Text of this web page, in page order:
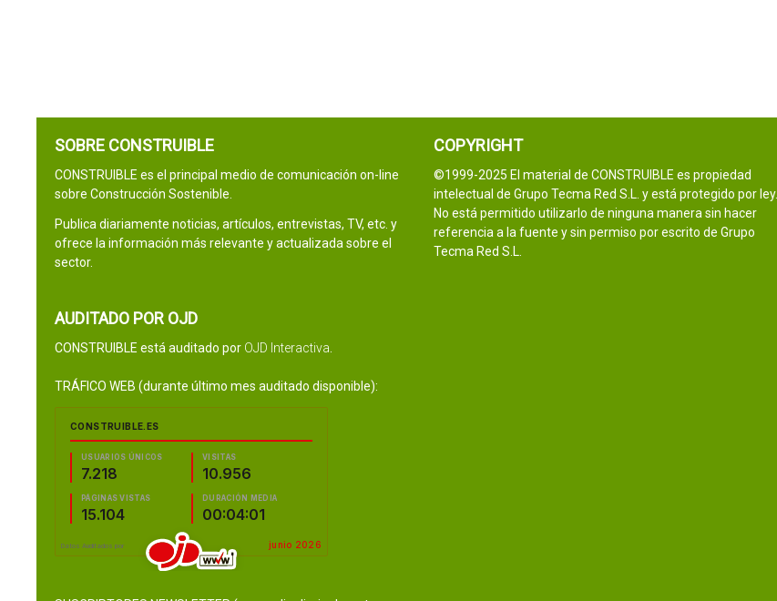
SOBRE CONSTRUIBLE
CONSTRUIBLE es el principal medio de comunicación on-line
sobre Construcción Sostenible.
Publica diariamente noticias, artículos, entrevistas, TV, etc. y
ofrece la información más relevante y actualizada sobre el
sector.
AUDITADO POR OJD
CONSTRUIBLE está auditado por OJD Interactiva
TRÁFICO WEB (durante último mes auditado disponible):
COPYRIGHT
©1999-2025 El material de CONSTRUIBLE es propiedad
intelectual de Grupo Tecma Red S.L. y está protegido por ley.
No está permitido utilizarlo de ninguna manera sin hacer
referencia a la fuente y sin permiso por escrito de Grupo
Tecma Red S.L.